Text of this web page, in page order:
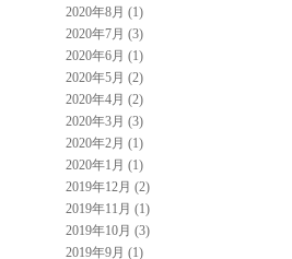
2020年8月 (1)
2020年7月 (3)
2020年6月 (1)
2020年5月 (2)
2020年4月 (2)
2020年3月 (3)
2020年2月 (1)
2020年1月 (1)
2019年12月 (2)
2019年11月 (1)
2019年10月 (3)
2019年9月 (1)